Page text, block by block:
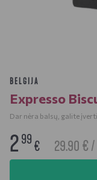
BELGIJA
Expresso
Dar nėra balsų, galite
299€ 29.90 € /